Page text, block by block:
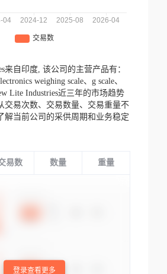
来自印度, 该公司的主营产品有：
weighing scale、g scale、
Lite Industries近三年的市场趋势
交易次数、交易数量、交易重量不
解当前公司的采供周期和业务稳定
易数 数量 重量
登录查看更多